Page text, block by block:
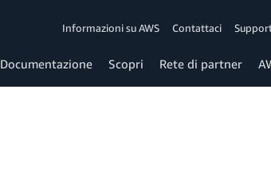
Informazioni su AWS Contattaci
Documentazione Scopri Rete di partner